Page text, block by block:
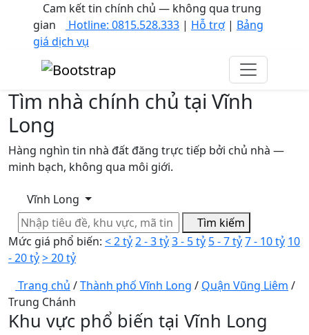
Cam kết tin chính chủ — không qua trung
gian
Hotline: 0815.528.333 |Hỗ trợ |Bảng
giá dịch vụ
Tìm nhà chính chủ tại Vĩnh
Long
Hàng nghìn tin nhà đất đăng trực tiếp bởi chủ nhà —
minh bạch, không qua môi giới.
Vĩnh Long
Tìm kiếm
Mức giá phổ biến: < 2 tỷ2 - 3 tỷ3 - 5 tỷ 5 - 7 tỷ7 - 10 tỷ 10
- 20 tỷ> 20 tỷ
Trang chủ /Thành phố Vĩnh Long /Quận Vũng Liêm
Trung Chánh
Khu vực phổ biến tại Vĩnh Long